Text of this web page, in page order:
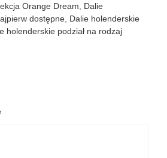
Orange Dream
Dalie
dostępne Dalie holenderskie
holenderskie podział na rodzaj